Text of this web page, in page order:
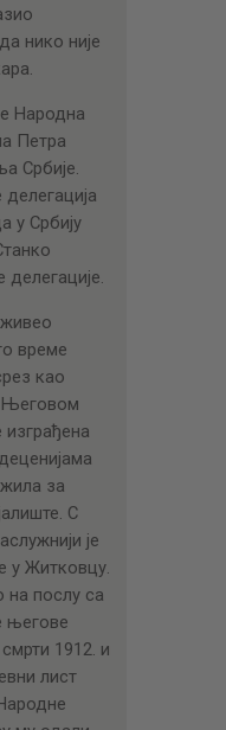
нико није
Народна
Петра
Србије.
у Србију
делегације.
време
као
Његовом
изграђена
за
С
је
у Житковцу.
на послу са
његове
1912. и
лист